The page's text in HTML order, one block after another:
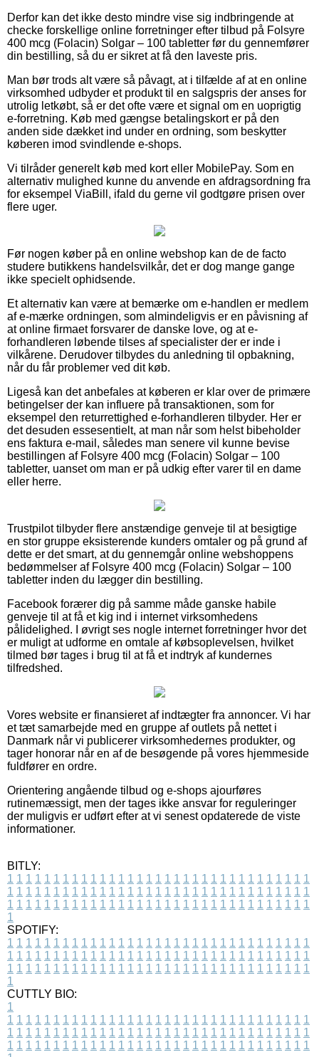
Derfor kan det ikke desto mindre vise sig indbringende at
checke forskellige online forretninger efter tilbud på Folsyre
400 mcg (Folacin) Solgar – 100 tabletter før du gennemfører
din bestilling, så du er sikret at få den laveste pris.
Man bør trods alt være så påvagt, at i tilfælde af at en online
virksomhed udbyder et produkt til en salgspris der anses for
utrolig letkøbt, så er det ofte være et signal om en uoprigtig
e-forretning. Køb med gængse betalingskort er på den
anden side dækket ind under en ordning, som beskytter
køberen imod svindlende e-shops.
Vi tilråder generelt køb med kort eller MobilePay. Som en
alternativ mulighed kunne du anvende en afdragsordning fra
for eksempel ViaBill, ifald du gerne vil godtgøre prisen over
flere uger.
Før nogen køber på en online webshop kan de de facto
studere butikkens handelsvilkår, det er dog mange gange
ikke specielt ophidsende.
Et alternativ kan være at bemærke om e-handlen er medlem
af e-mærke ordningen, som almindeligvis er en påvisning af
at online firmaet forsvarer de danske love, og at e-
forhandleren løbende tilses af specialister der er inde i
vilkårene. Derudover tilbydes du anledning til opbakning,
når du får problemer ved dit køb.
Ligeså kan det anbefales at køberen er klar over de primære
betingelser der kan influere på transaktionen, som for
eksempel den returrettighed e-forhandleren tilbyder. Her er
det desuden essesentielt, at man når som helst bibeholder
ens faktura e-mail, således man senere vil kunne bevise
bestillingen af Folsyre 400 mcg (Folacin) Solgar – 100
tabletter, uanset om man er på udkig efter varer til en dame
eller herre.
Trustpilot tilbyder flere anstændige genveje til at besigtige
en stor gruppe eksisterende kunders omtaler og på grund af
dette er det smart, at du gennemgår online webshoppens
bedømmelser af Folsyre 400 mcg (Folacin) Solgar – 100
tabletter inden du lægger din bestilling.
Facebook forærer dig på samme måde ganske habile
genveje til at få et kig ind i internet virksomhedens
pålidelighed. I øvrigt ses nogle internet forretninger hvor det
er muligt at udforme en omtale af købsoplevelsen, hvilket
tilmed bør tages i brug til at få et indtryk af kundernes
tilfredshed.
Vores website er finansieret af indtægter fra annoncer. Vi har
et tæt samarbejde med en gruppe af outlets på nettet i
Danmark når vi publicerer virksomhedernes produkter, og
tager honorar når en af de besøgende på vores hjemmeside
fuldfører en ordre.
Orientering angående tilbud og e-shops ajourføres
rutinemæssigt, men der tages ikke ansvar for reguleringer
der muligvis er udført efter at vi senest opdaterede de viste
informationer.
BITLY:
1 1 1 1 1 1 1 1 1 1 1 1 1 1 1 1 1 1 1 1 1 1 1 1 1 1 1 1 1 1 1 1 1
1 1 1 1 1 1 1 1 1 1 1 1 1 1 1 1 1 1 1 1 1 1 1 1 1 1 1 1 1 1 1 1 1
1 1 1 1 1 1 1 1 1 1 1 1 1 1 1 1 1 1 1 1 1 1 1 1 1 1 1 1 1 1 1 1 1
1
SPOTIFY:
1 1 1 1 1 1 1 1 1 1 1 1 1 1 1 1 1 1 1 1 1 1 1 1 1 1 1 1 1 1 1 1 1
1 1 1 1 1 1 1 1 1 1 1 1 1 1 1 1 1 1 1 1 1 1 1 1 1 1 1 1 1 1 1 1 1
1 1 1 1 1 1 1 1 1 1 1 1 1 1 1 1 1 1 1 1 1 1 1 1 1 1 1 1 1 1 1 1 1
1
CUTTLY BIO:
1
1 1 1 1 1 1 1 1 1 1 1 1 1 1 1 1 1 1 1 1 1 1 1 1 1 1 1 1 1 1 1 1 1
1 1 1 1 1 1 1 1 1 1 1 1 1 1 1 1 1 1 1 1 1 1 1 1 1 1 1 1 1 1 1 1 1
1 1 1 1 1 1 1 1 1 1 1 1 1 1 1 1 1 1 1 1 1 1 1 1 1 1 1 1 1 1 1 1 1